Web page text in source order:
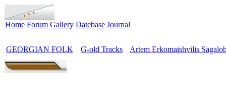
Home Forum Gallery Datebase Journal
GEORGIAN FOLK G-old Tracks Artem Erkomaishvilis